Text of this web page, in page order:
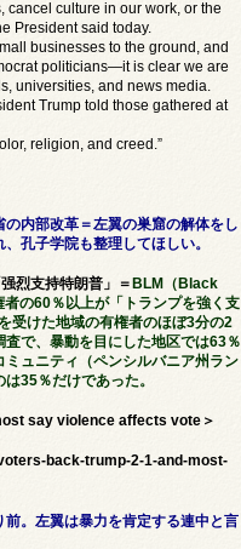
culture in our work, or the
President said today.
businesses to the ground, and
politicians—it is clear we are
universities, and news media.
Trump told those gathered at
religion, and creed.”
内部改革＝左翼の巣窟の解体をし
孔子学院も整理してほしい。
烈支持特朗普」＝ BLM（Black
の60％以上が「トランプを強く支
受けた地域の有権者のほぼ3分の2
で、暴動を目にした地区では63％
ュニティ（ペンシルバニア州ラン
35％だけであった。
say violence affects vote＞
back-trump-2-1-and-most-
。左翼は暴力を肯定する連中と言